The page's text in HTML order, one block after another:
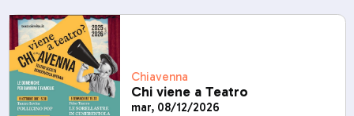
Chiavenna
Chi viene a Teatro
mar, 08/12/2026